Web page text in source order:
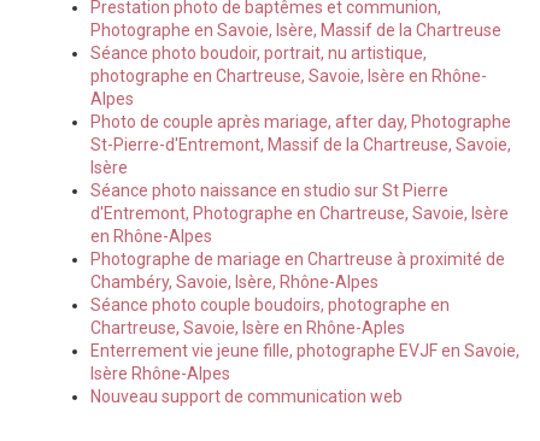
Prestation photo de baptêmes et communion,
Photographe en Savoie, Isère, Massif de la Chartreuse
Séance photo boudoir, portrait, nu artistique,
photographe en Chartreuse, Savoie, Isère en Rhône-
Alpes
Photo de couple après mariage, after day, Photographe
St-Pierre-d'Entremont, Massif de la Chartreuse, Savoie,
Isère
Séance photo naissance en studio sur St Pierre
d'Entremont, Photographe en Chartreuse, Savoie, Isère
en Rhône-Alpes
Photographe de mariage en Chartreuse à proximité de
Chambéry, Savoie, Isère, Rhône-Alpes
Séance photo couple boudoirs, photographe en
Chartreuse, Savoie, Isère en Rhône-Aples
Enterrement vie jeune fille, photographe EVJF en Savoie,
Isère Rhône-Alpes
Nouveau support de communication web